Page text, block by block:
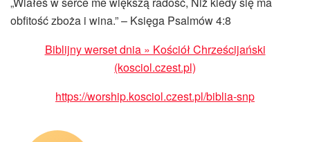
obfitość zboża i wina.” – Księga Psalmów 4:8
Biblijny werset dnia » Kościół Chrześcijański
(kosciol.czest.pl)
https://worship.kosciol.czest.pl/biblia-snp